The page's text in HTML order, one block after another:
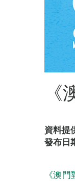
資料提
發布日
《澳